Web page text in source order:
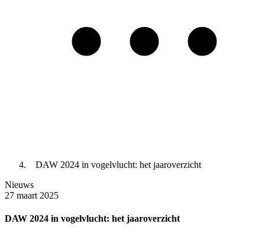
DAW 2024 in vogelvlucht: het jaaroverzicht
Nieuws
27 maart 2025
DAW 2024 in vogelvlucht: het jaaroverzicht